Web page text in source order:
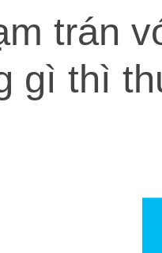
trán
gì thì